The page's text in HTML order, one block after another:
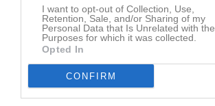
I want to opt-out of Collection, Use,
Retention, Sale, and/or Sharing of my
Personal Data that Is Unrelated with the
Purposes for which it was collected.
Opted In
CONFIRM
Kansliet semesterstängt vecka 30-32
Partille world cup - Den sista dansen
Partille Cup 2026, vilken saga.